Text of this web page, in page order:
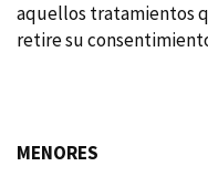
aquellos tratamientos
retire su
MENORES